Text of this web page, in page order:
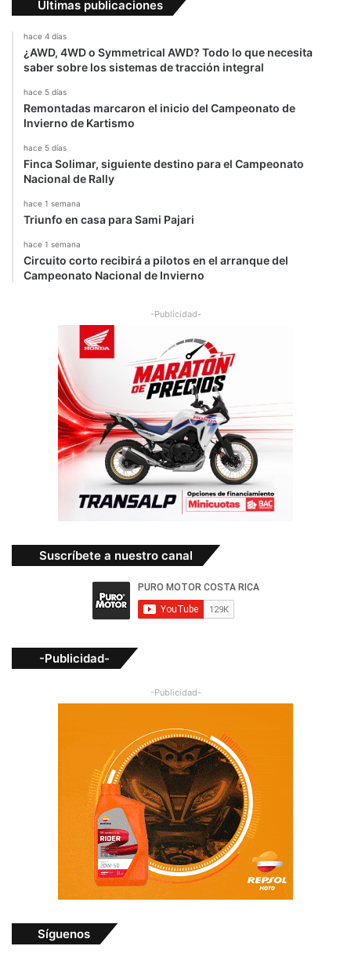
Últimas publicaciones
hace 4 días
¿AWD, 4WD o Symmetrical AWD? Todo lo que necesita
saber sobre los sistemas de tracción integral
hace 5 días
Remontadas marcaron el inicio del Campeonato de
Invierno de Kartismo
hace 5 días
Finca Solimar, siguiente destino para el Campeonato
Nacional de Rally
hace 1 semana
Triunfo en casa para Sami Pajari
hace 1 semana
Circuito corto recibirá a pilotos en el arranque del
Campeonato Nacional de Invierno
-Publicidad-
Suscríbete a nuestro canal
-Publicidad-
-Publicidad-
Síguenos